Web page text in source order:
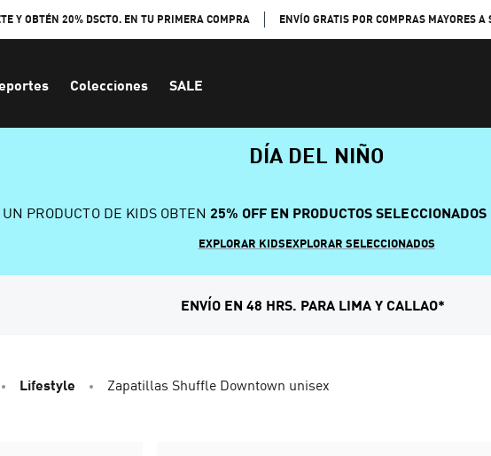
Y OBTÉN 20% DSCTO. EN TU PRIMERA COMPRA ENVÍO GRATIS POR COMPRAS MAYORES A
Colecciones SALE
DÍA DEL NIÑO
PRODUCTO DE KIDS OBTEN 25% OFF EN PRODUCTOS SELECCIONADOS
EXPLORAR KIDSEXPLORAR SELECCIONADOS
ENVÍO EN 48 HRS. PARA LIMA Y CALLAO*
Lifestyle Zapatillas Shuffle Downtown unisex